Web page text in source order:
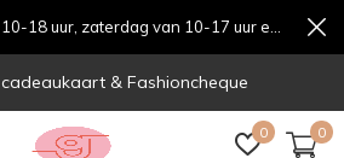
0 0
& Fashioncheque